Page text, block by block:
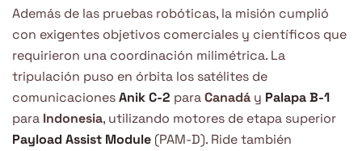
Además de las pruebas robóticas, la misión cumplió
con exigentes objetivos comerciales y científicos que
requirieron una coordinación milimétrica. La
tripulación puso en órbita los satélites de
comunicacionesAnik C-2 paraCanadá y Palapa B-1
para Indonesia, utilizando motores de etapa superior
Payload Assist Module (PAM-D). Ride también